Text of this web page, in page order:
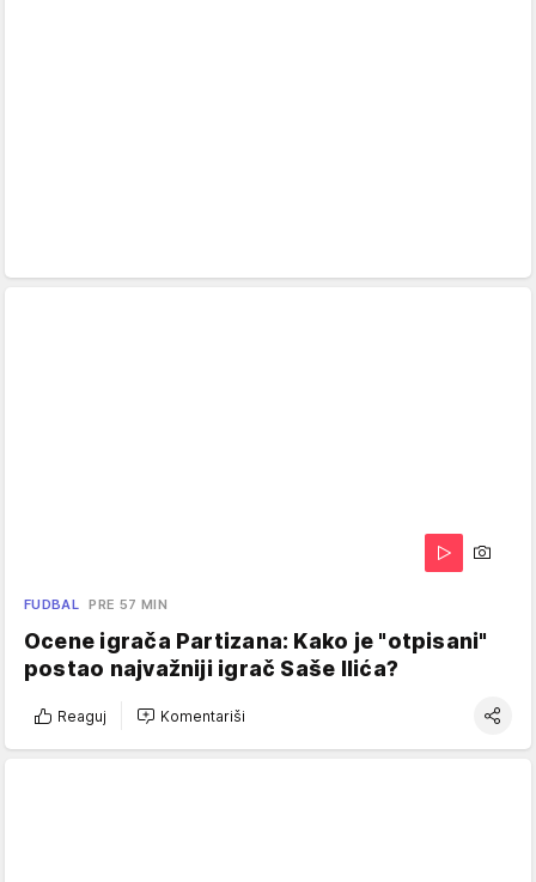
FUDBAL PRE 57 MIN
Ocene igrača Partizana: Kako je "otpisani"
postao najvažniji igrač Saše Ilića?
Reaguj Komentariši